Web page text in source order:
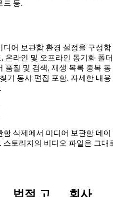
드 등.
어 보관함 환경 설정을 구성합
온라인 및 오프라인 동기화 폴
품질 및 검색, 재생 목록 중복 동
기 동시 편집 포함. 자세한 내용
삭제에서 미디어 보관함 데이
스토리지의 비디오 파일은 그대
법적 고
회사